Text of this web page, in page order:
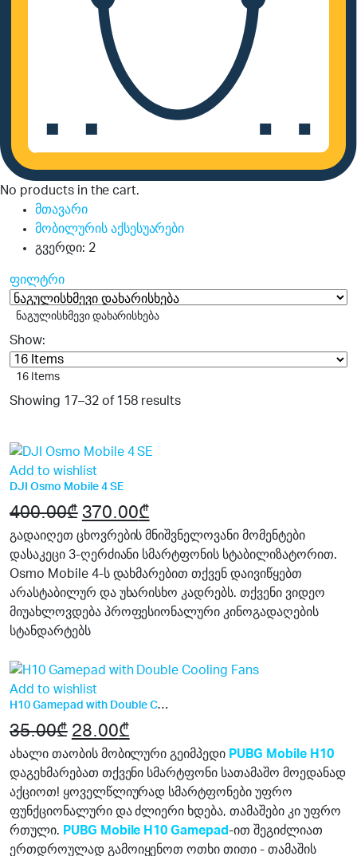
No products in the cart.
მთავარი
მობილურის აქსესუარები
გვერდი: 2
ფილტრი
ნაგულისხმევი დახარისხება
Show:
16 Items
Showing 17–32 of 158 results
Add to wishlist
DJI Osmo Mobile 4 SE
400.00₾ Original
price
was:
400.00₾.
370.00₾
price
is:
370.00₾.
გადაიღეთ ცხოვრების მნიშვნელოვანი მომენტები
დასაკეცი 3-ღერძიანი სმარტფონის სტაბილიზატორით.
Osmo Mobile 4-ს დახმარებით თქვენ დაივიწყებთ
არასტაბილურ და უხარისხო კადრებს. თქვენი ვიდეო
მიუახლოვდება პროფესიონალური კინოგადაღების
სტანდარტებს
Add to wishlist
H10 Gamepad with Double Cooling Fans
35.00₾ Original
price
was:
35.00₾.
28.00₾
price
is:
28.00₾.
ახალი თაობის მობილური გეიმპედი PUBG Mobile H10
დაგეხმარებათ თქვენი სმარტფონი სათამაშო მოედანად
აქციოთ! ყოველწლიურად სმარტფონები უფრო
ფუნქციონალური და ძლიერი ხდება, თამაშები კი უფრო
რთული. PUBG Mobile H10 Gamepad-ით შეგიძლიათ
ერთდროულად გამოიყენოთ ოთხი თითი - თამაშის